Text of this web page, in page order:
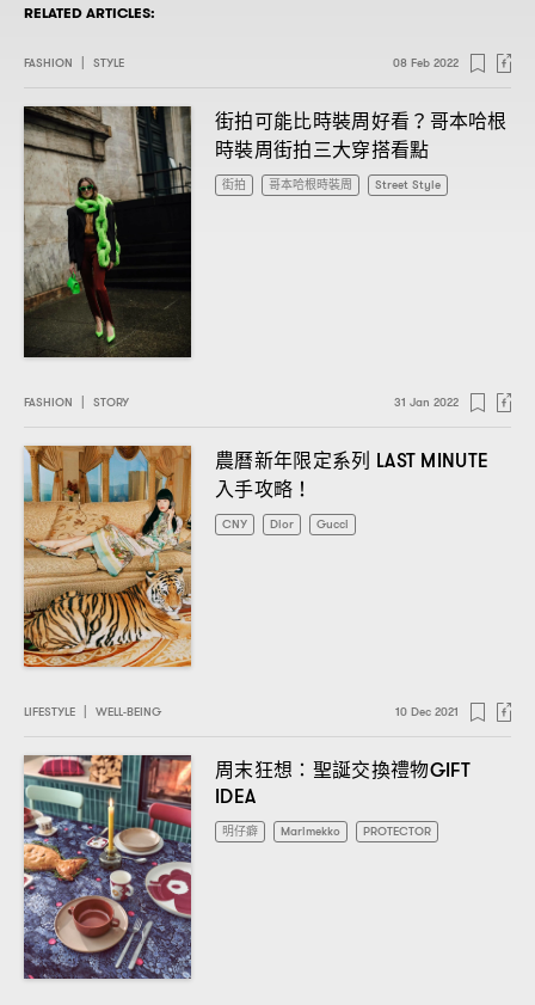
RELATED ARTICLES:
FASHION | STYLE 08 Feb 2022
街拍可能比時裝周好看 ？ 哥本哈根
時裝周街拍三大穿搭看點
街拍 哥本哈根時裝周 Street Style
FASHION STORY 31 Jan 2022
農曆新年限定系列 LAST MINUTE
入手攻略 ！
CNY Dior Gucci
LIFESTYLE WELL-BEING 10 Dec 2021
周末狂想 ： 聖誕交換禮物GIFT
IDEA
明仔癖 Marimekko PROTECTOR